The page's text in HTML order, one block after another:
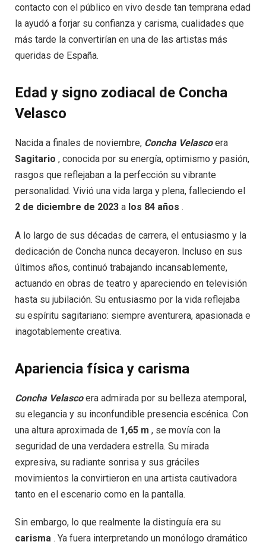
contacto con el público en vivo desde tan temprana edad
la ayudó a forjar su confianza y carisma, cualidades que
más tarde la convertirían en una de las artistas más
queridas de España.
Edad y signo zodiacal de Concha
Velasco
Nacida a finales de noviembre, Concha Velascoera
Sagitario , conocida por su energía, optimismo y pasión,
rasgos que reflejaban a la perfección su vibrante
personalidad. Vivió una vida larga y plena, falleciendo el
2 de diciembre de 2023 a los 84 años .
A lo largo de sus décadas de carrera, el entusiasmo y la
dedicación de Concha nunca decayeron. Incluso en sus
últimos años, continuó trabajando incansablemente,
actuando en obras de teatro y apareciendo en televisión
hasta su jubilación. Su entusiasmo por la vida reflejaba
su espíritu sagitariano: siempre aventurera, apasionada e
inagotablemente creativa.
Apariencia física y carisma
Concha Velascoera admirada por su belleza atemporal,
su elegancia y su inconfundible presencia escénica. Con
una altura aproximada de 1,65 m , se movía con la
seguridad de una verdadera estrella. Su mirada
expresiva, su radiante sonrisa y sus gráciles
movimientos la convirtieron en una artista cautivadora
tanto en el escenario como en la pantalla.
Sin embargo, lo que realmente la distinguía era su
carisma . Ya fuera interpretando un monólogo dramático